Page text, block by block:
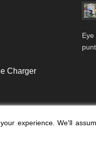
Charger
experience. We'll